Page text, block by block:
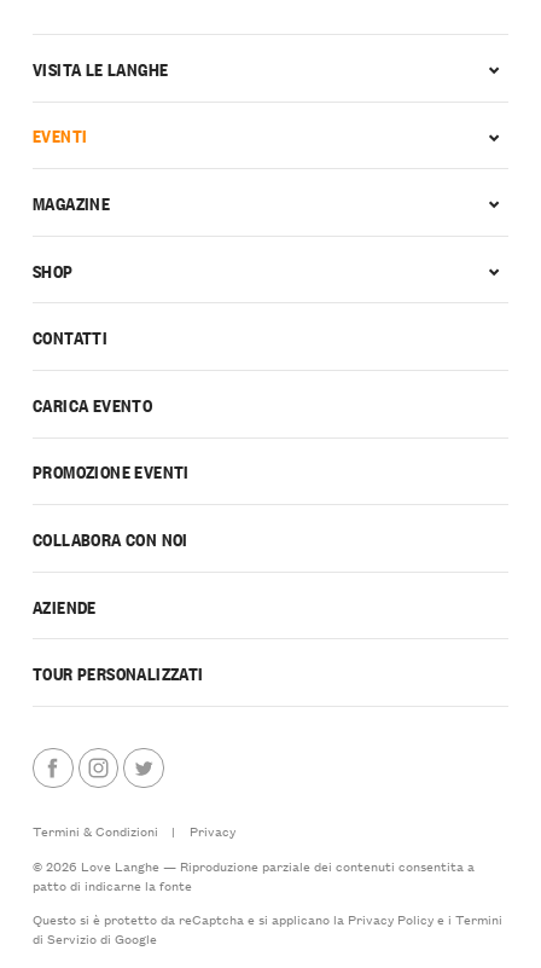
CONTATTI
CARICA EVENTO
PROMOZIONE EVENTI
COLLABORA CON NOI
AZIENDE
TOUR PERSONALIZZATI
VISITA LE LANGHE
EVENTI
MAGAZINE
SHOP
Termini & Condizioni |
Privacy
© 2026 Love Langhe — Riproduzione parziale dei contenuti consentita a
patto di indicarne la fonte
Questo si è protetto da reCaptcha e si applicano la Privacy Policye i Termini
di Serviziodi Google